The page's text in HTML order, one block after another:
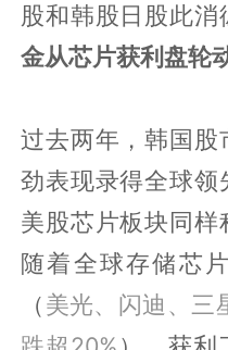
股和韩股日股此消
金从芯片获利盘轮
过去两年，韩国股
劲表现录得全球领
美股芯片板块同样
随着全球存储芯
（美光、闪迪、三